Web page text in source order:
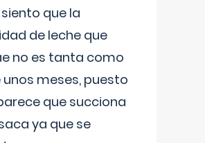
que la
de leche que
no es tanta como
unos meses, puesto
que succiona
ya que se